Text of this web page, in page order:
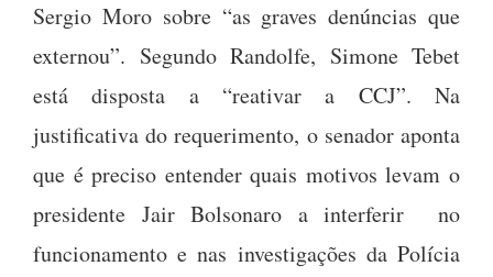
Sergio Moro sobre “as graves denúncias que
externou”. Segundo Randolfe, Simone Tebet
está disposta a “reativar a CCJ”. Na
justificativa do requerimento, o senador aponta
que é preciso entender quais motivos levam o
presidente Jair Bolsonaro a interferir no
funcionamento e nas investigações da Polícia